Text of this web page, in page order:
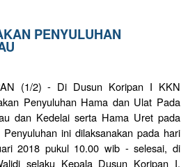
PENYULUHAN
(1/2) - Di Dusun Koripan I KKN
Penyuluhan Hama dan Ulat Pada
dan Kedelai serta Hama Uret pada
ini dilaksanakan pada hari
2018 pukul 10.00 wib - selesai, di
selaku Kepala Dusun Koripan I.